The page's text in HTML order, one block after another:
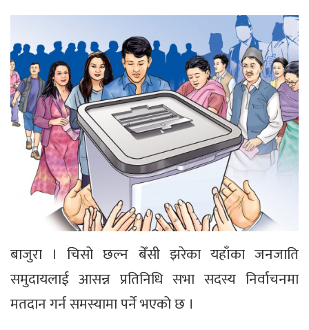
बाजुरा । चिसो छल्न बेँसी झरेका यहाँका जनजाति
समुदायलाई आसन्न प्रतिनिधि सभा सदस्य निर्वाचनमा
मतदान गर्न समस्यामा पर्ने भएको छ ।